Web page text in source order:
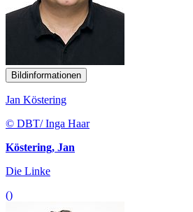
Bildinformationen
Jan Köstering
© DBT/ Inga Haar
Köstering, Jan
Die Linke
()